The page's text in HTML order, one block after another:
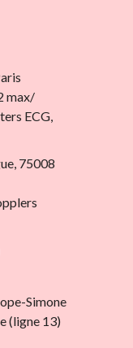
max/
ECG,
75008
Simone
(ligne 13)